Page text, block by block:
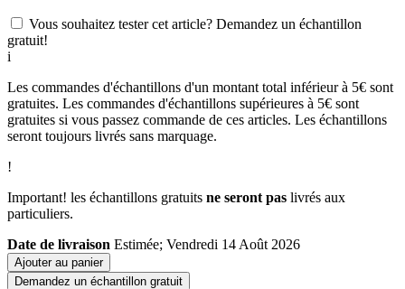
Vous souhaitez tester cet article? Demandez un échantillon
gratuit!
i
Les commandes d'échantillons d'un montant total inférieur à 5€ sont
gratuites. Les commandes d'échantillons supérieures à 5€ sont
gratuites si vous passez commande de ces articles. Les échantillons
seront toujours livrés sans marquage.
!
Important! les échantillons gratuits ne seront pas livrés aux
particuliers.
Date de livraison Estimée; Vendredi 14 Août 2026
Ajouter au panier
Demandez un échantillon gratuit